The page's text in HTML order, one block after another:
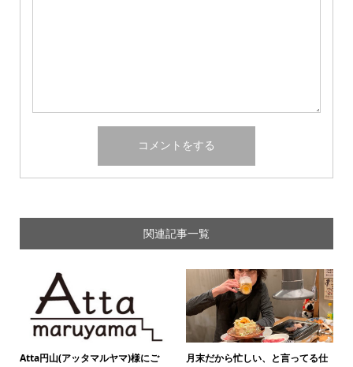
関連記事一覧
Atta円山(アッタマルヤマ)様にご
月末だから忙しい、と言ってる仕